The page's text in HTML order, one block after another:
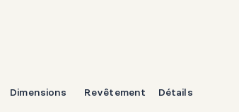
Dimensions Revêtement Détails